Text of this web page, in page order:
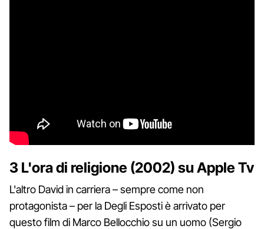
3 L'ora di religione (2002) su Apple Tv
L'altro David in carriera – sempre come non
protagonista – per la Degli Esposti è arrivato per
questo film di Marco Bellocchio su un uomo (Sergio